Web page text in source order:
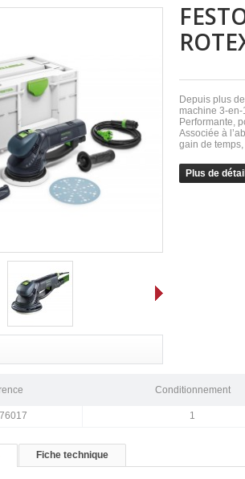
Depuis plus
machine 3-
Performante,
Associée à
gain de
Plus de
Conditionnement
1
Fiche technique